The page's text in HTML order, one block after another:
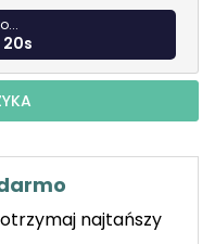
otrzymaj najtańszy